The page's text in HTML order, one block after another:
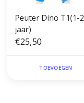
Peuter Dino T1(1-2
jaar)
€25,50
TOEVOEGEN